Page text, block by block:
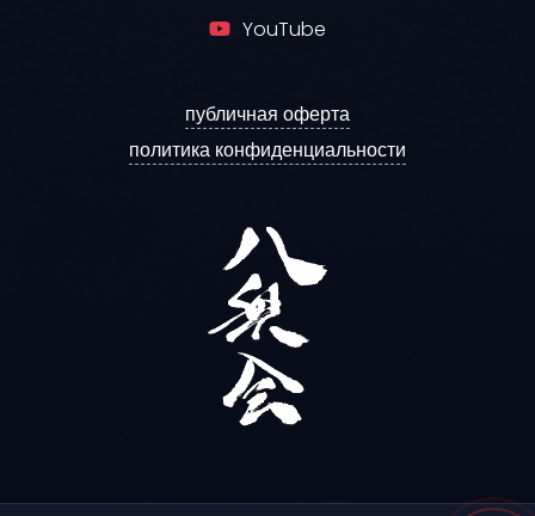
YouTube
публичная оферта
политика конфиденциальности